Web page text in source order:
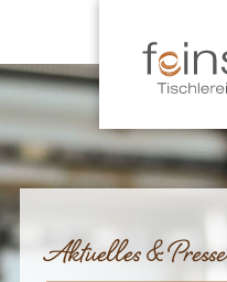
Aktuelles & Presse